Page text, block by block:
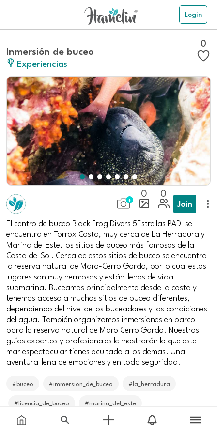
Login
Inmersión de buceo
Experiencias
0
0 0
Join
El centro de buceo Black Frog Divers 5Estrellas PADI se
encuentra en Torrox Costa, muy cerca de La Herradura y
Marina del Este, los sitios de buceo más famosos de la
Costa del Sol. Cerca de estos sitios de buceo se encuentra
la reserva natural de Maro-Cerro Gordo, por lo cual estos
lugares son muy hermosos y están llenos de vida
submarina. Buceamos principalmente desde la costa y
tenemos acceso a muchos sitios de buceo diferentes,
dependiendo del nivel de los buceadores y las condiciones
del agua. También organizamos inmersiones en barco
para la reserva natural de Maro Cerro Gordo. Nuestros
guías expertos y profesionales le mostrarán lo que este
mar espectacular tienes ocultado a los demas. Una
aventura llena de emociones y en toda seguridad.
#buceo #immersion_de_buceo #la_herradura
#licencia_de_buceo #marina_del_este
#maro_cerro_gordo #mejor_clima_de_europa #nerja